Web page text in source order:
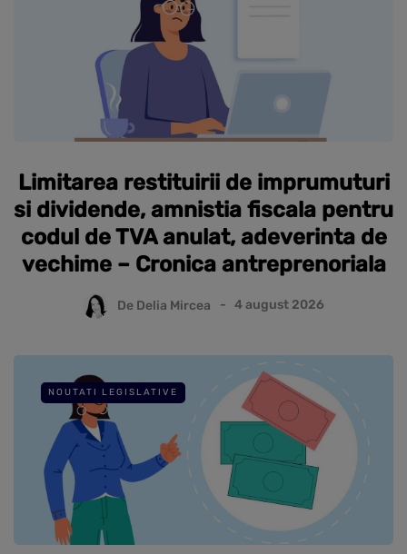
Limitarea restituirii de imprumuturi
si dividende, amnistia fiscala pentru
codul de TVA anulat, adeverinta de
vechime – Cronica antreprenoriala
De Delia Mircea 4 august 2026
NOUTATI LEGISLATIVE